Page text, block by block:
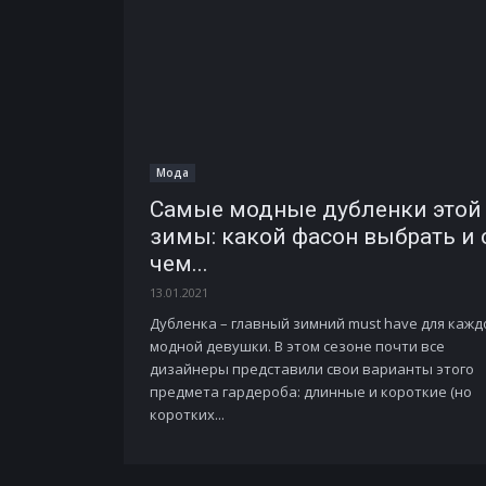
Мода
Самые модные дубленки этой
зимы: какой фасон выбрать и
чем...
13.01.2021
Дубленка – главный зимний must have для
модной девушки. В этом сезоне почти все
дизайнеры представили свои варианты этого
предмета гардероба: длинные и короткие (но
коротких...